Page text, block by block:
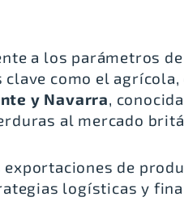
a los parámetros de
como el agrícola,
y Navarra,
al mercado
de
logísticas y